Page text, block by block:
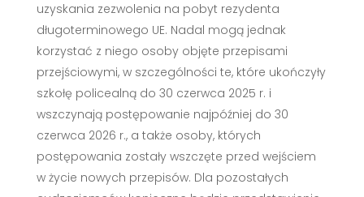
uzyskania zezwolenia na pobyt rezydenta
długoterminowego UE. Nadal mogą jednak
korzystać z niego osoby objęte przepisami
przejściowymi, w szczególności te, które ukończyły
szkołę policealną do 30 czerwca 2025 r. i
wszczynają postępowanie najpóźniej do 30
czerwca 2026 r., a także osoby, których
postępowania zostały wszczęte przed wejściem
w życie nowych przepisów. Dla pozostałych